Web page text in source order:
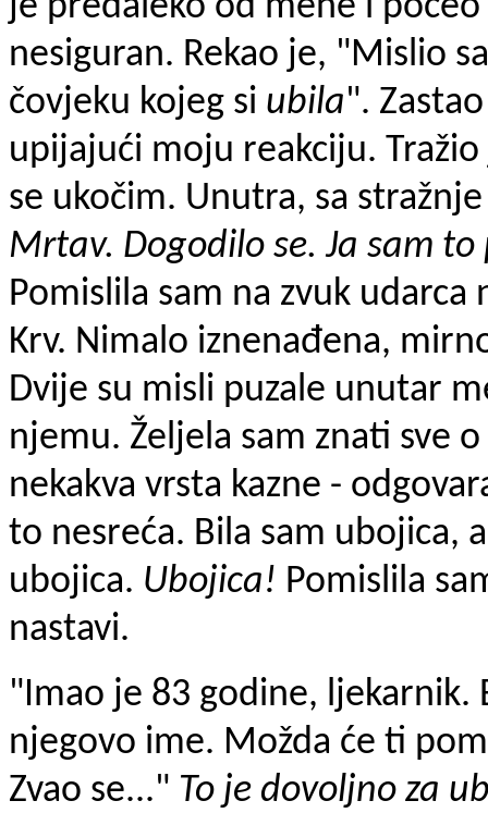
je predaleko od mene i
nesiguran. Rekao je, "Mislio
čovjeku kojeg si ubila".
upijajući moju reakciju.
se ukočim. Unutra, sa
Mrtav. Dogodilo se. Ja sam
Pomislila sam na zvuk
Krv. Nimalo iznenađena,
Dvije su misli puzale unutar
njemu. Željela sam znati sve
nekakva vrsta kazne -
to nesreća. Bila sam ubojica,
ubojica. Ubojica! Pomislila
nastavi.
"Imao je 83 godine, ljekarnik.
njegovo ime. Možda će ti
Zvao se..." To je dovoljno za